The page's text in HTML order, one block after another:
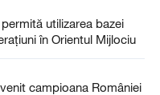
utilizarea bazei
în Orientul Mijlociu
campioana României